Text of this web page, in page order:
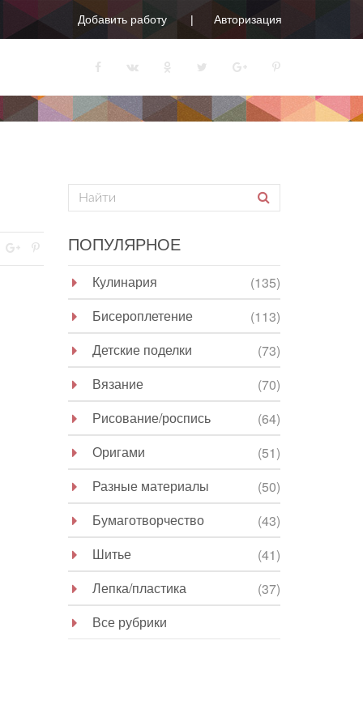
Добавить работу Авторизация
ПОПУЛЯРНОЕ
Кулинария
(135)
Бисероплетение
(113)
Детские поделки
(73)
Вязание
(70)
Рисование/роспись
(64)
Оригами
(51)
Разные материалы
(50)
Бумаготворчество
(43)
Шитье
(41)
Лепка/пластика
(37)
Все рубрики